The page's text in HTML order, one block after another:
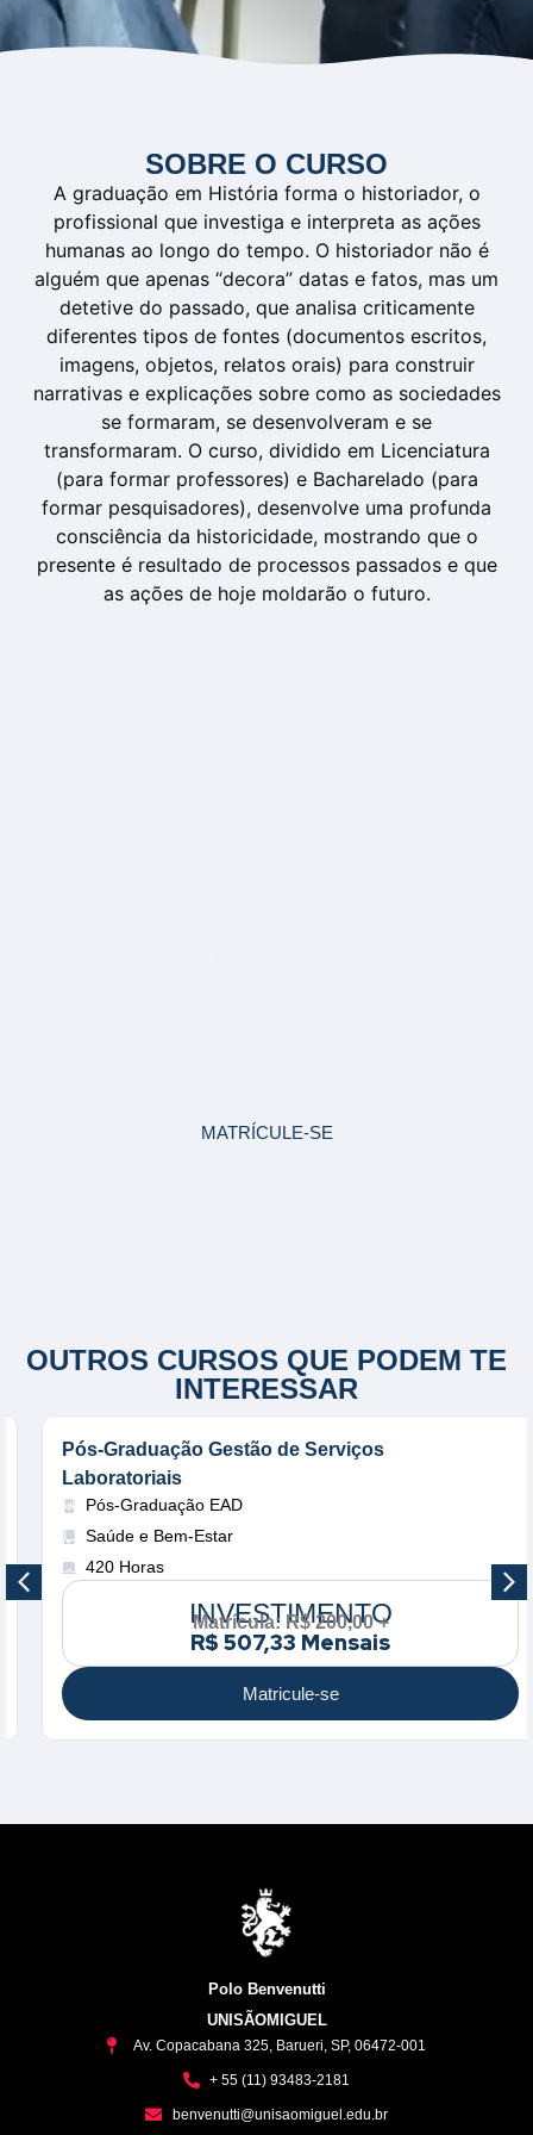
SOBRE O CURSO
A graduação em História forma o historiador, o
profissional que investiga e interpreta as ações
humanas ao longo do tempo. O historiador não é
alguém que apenas “decora” datas e fatos, mas um
detetive do passado, que analisa criticamente
diferentes tipos de fontes (documentos escritos,
imagens, objetos, relatos orais) para construir
narrativas e explicações sobre como as sociedades
se formaram, se desenvolveram e se
transformaram. O curso, dividido em Licenciatura
(para formar professores) e Bacharelado (para
formar pesquisadores), desenvolve uma profunda
consciência da historicidade, mostrando que o
presente é resultado de processos passados e que
as ações de hoje moldarão o futuro.
MATRÍCULE-SE
OUTROS CURSOS QUE PODEM TE
INTERESSAR
Pós-Graduação Gestão de Serviços
Laboratoriais
Pós-Graduação EAD
Saúde e Bem-Estar
420 Horas
Matricule-se
INVESTIMENTO
Matrícula: R$ 200,00 +
R$ 507,33 Mensais
Polo Benvenutti
UNISÃOMIGUEL
Av. Copacabana 325, Barueri, SP, 06472-001
+ 55 (11) 93483-2181
benvenutti@unisaomiguel.edu.br